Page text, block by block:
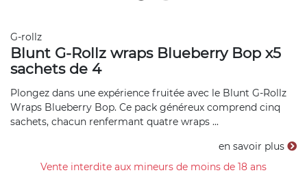
G-rollz
Blunt G-Rollz wraps Blueberry Bop x5
sachets de 4
Plongez dans une expérience fruitée avec le Blunt G-Rollz
Wraps Blueberry Bop. Ce pack généreux comprend cinq
sachets, chacun renfermant quatre wraps ...
en savoir plus
Vente interdite aux mineurs de moins de 18 ans